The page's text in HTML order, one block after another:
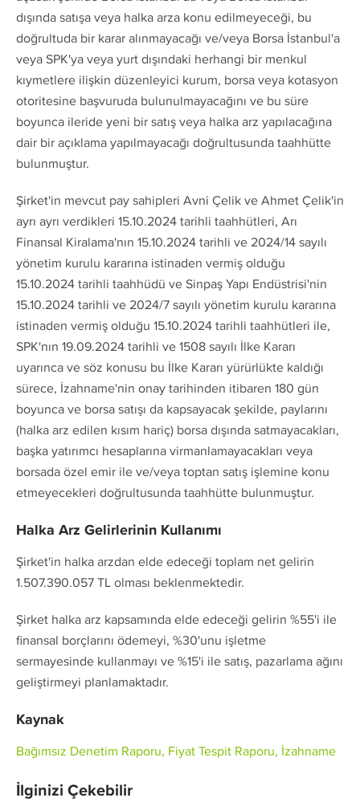
dışında satışa veya halka arza konu edilmeyeceği, bu
doğrultuda bir karar alınmayacağı ve/veya Borsa İstanbul'a
veya SPK'ya veya yurt dışındaki herhangi bir menkul
kıymetlere ilişkin düzenleyici kurum, borsa veya kotasyon
otoritesine başvuruda bulunulmayacağını ve bu süre
boyunca ileride yeni bir satış veya halka arz yapılacağına
dair bir açıklama yapılmayacağı doğrultusunda taahhütte
bulunmuştur.
Şirket'in mevcut pay sahipleri Avni Çelik ve Ahmet Çelik'in
ayrı ayrı verdikleri 15.10.2024 tarihli taahhütleri, Arı
Finansal Kiralama'nın 15.10.2024 tarihli ve 2024/14 sayılı
yönetim kurulu kararına istinaden vermiş olduğu
15.10.2024 tarihli taahhüdü ve Sinpaş Yapı Endüstrisi'nin
15.10.2024 tarihli ve 2024/7 sayılı yönetim kurulu kararına
istinaden vermiş olduğu 15.10.2024 tarihli taahhütleri ile,
SPK'nın 19.09.2024 tarihli ve 1508 sayılı İlke Kararı
uyarınca ve söz konusu bu İlke Kararı yürürlükte kaldığı
sürece, İzahname'nin onay tarihinden itibaren 180 gün
boyunca ve borsa satışı da kapsayacak şekilde, paylarını
(halka arz edilen kısım hariç) borsa dışında satmayacakları,
başka yatırımcı hesaplarına virmanlamayacakları veya
borsada özel emir ile ve/veya toptan satış işlemine konu
etmeyecekleri doğrultusunda taahhütte bulunmuştur.
Halka Arz Gelirlerinin Kullanımı
Şirket'in halka arzdan elde edeceği toplam net gelirin
1.507.390.057 TL olması beklenmektedir.
Şirket halka arz kapsamında elde edeceği gelirin %55'i ile
finansal borçlarını ödemeyi, %30'unu işletme
sermayesinde kullanmayı ve %15'i ile satış, pazarlama ağını
geliştirmeyi planlamaktadır.
Kaynak
Bağımsız Denetim Raporu, Fiyat Tespit Raporu, İzahname
İlginizi Çekebilir